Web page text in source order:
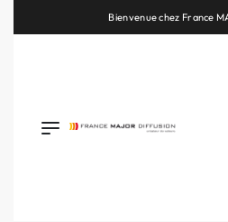
Bienvenue chez France
Retrouvez les plus belles marques de la